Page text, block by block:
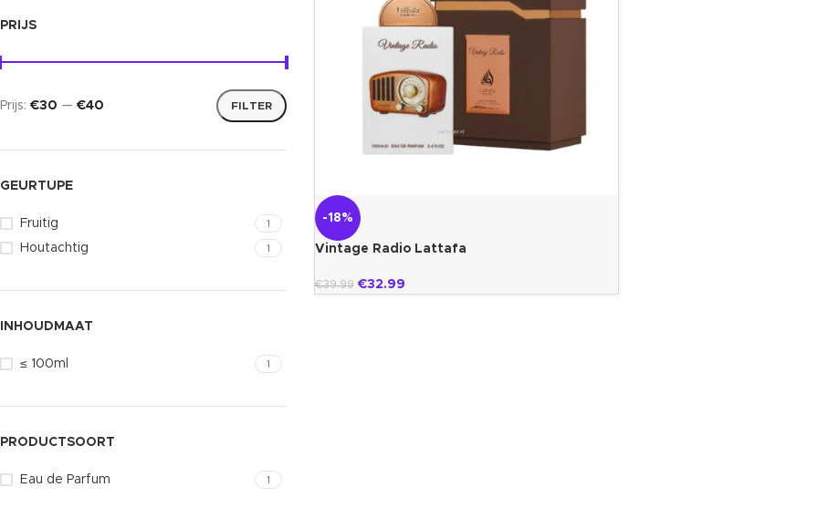
PRIJS
FILTER
Prijs: €30 — €40
GEURTUPE
Fruitig 1
Houtachtig 1
INHOUDMAAT
≤ 100ml 1
PRODUCTSOORT
Eau de Parfum 1
-18%
Vintage Radio Lattafa
€39.99 €32.99